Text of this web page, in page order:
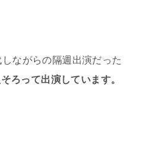
ながらの隔週出演だった
ろって出演しています。